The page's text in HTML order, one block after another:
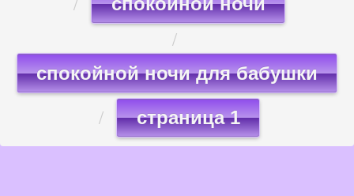
спокойной ночи для бабушки
страница 1